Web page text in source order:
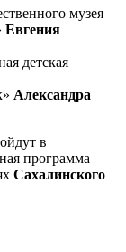
музея
Евгения
детская
Александра
в
программа
Сахалинского